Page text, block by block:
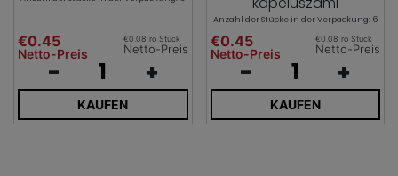
€0.45
Netto-Preis
€0.08 ro Stück
Netto-Preis
- +
KAUFEN
Anzahl der Stücke in der Verpackung: 6
€0.45
Netto-Preis
€0.08 ro Stück
Netto-Preis
- +
KAUFEN